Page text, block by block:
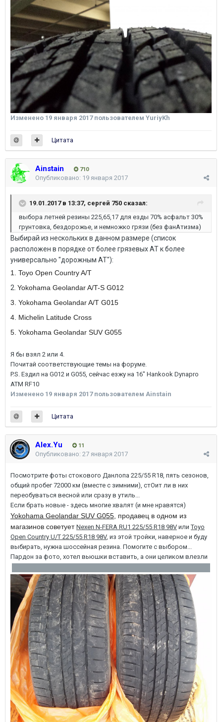
Изменено 19 января 2017пользователем YuriyKh
Цитата
Ainstain 710
Опубликовано: 19 января 2017
19.01.2017 в 13:37, сергей 750 сказал:
выбора летней резины 225,65,17 для езды 70% асфальт 30%
грунтовка, бездорожье, и немножко грязи (без фанАтизма)
Выбирай из нескольких в данном размере (список
расположен в порядке от более грязевых АТ к более
универсально "дорожным АТ"):
1. Toyo Open Country A/T
2. Yokohama Geolandar A/T-S G012
3. Yokohama Geolandar A/T G015
4. Michelin Latitude Cross
5. Yokohama Geolandar SUV G055
Я бы взял 2 или 4.
Почитай соответствующие темы на форуме.
P.S. Ездил на G012 и G055, сейчас езжу на 16" Hankook Dynapro
ATM RF10
Изменено 19 января 2017пользователем Ainstain
Цитата
Alex.Yu 11
Опубликовано: 27 января 2017
Посмотрите фоты стокового Данлопа 225/55 R18, пять сезонов,
общий пробег 72000 км (вместе с зимними), стОит ли в них
переобуваться весной или сразу в утиль...
Если брать новые - здесь многие хвалят (и мне нравятся)
Yokohama Geolandar SUV G055 , продавец в одном из
магазинов советует Nexen N-FERA RU1 225/55 R18 98V илиToyo
Open Country U/T 225/55 R18 98V, из этой тройки, наверное и буду
выбирать, нужна шоссейная резина. Помогите с выбором...
Пардон за фото, хотел вьюшки вставить, а они целиком влезли